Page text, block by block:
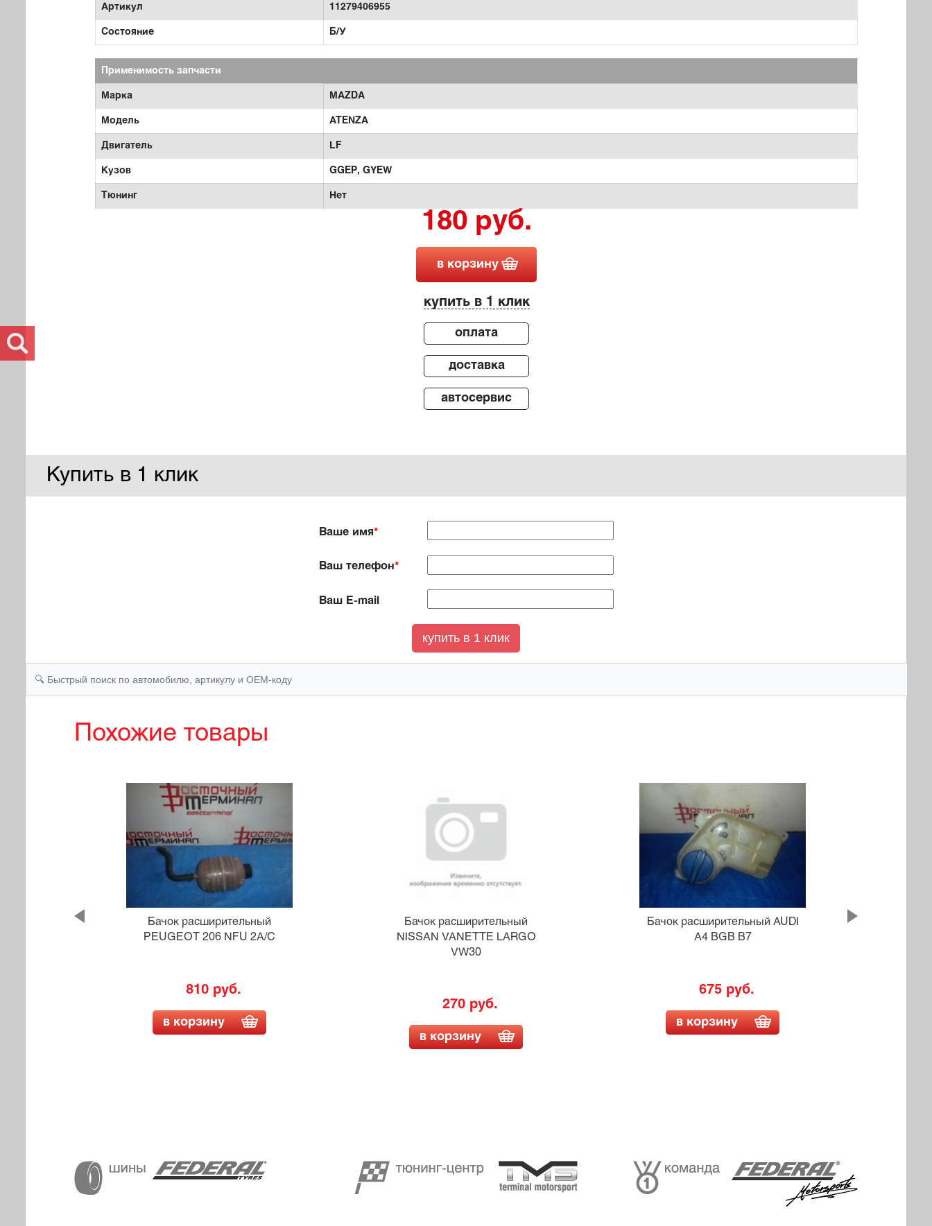
Артикул 11279406955
Состояние Б/У
Применимость запчасти
Марка MAZDA
Модель ATENZA
Двигатель LF
Кузов GGEP, GYEW
Тюнинг Нет
180 руб.
в корзину
купить в 1 клик
оплата
доставка
автосервис
Купить в 1 клик
Ваше имя*
Ваш телефон*
Ваш E-mail
Похожие товары
Бачок расширительный
PEUGEOT 206 NFU 2A/C
810 руб.
в корзину
Бачок расширительный
NISSAN VANETTE LARGO
VW30
270 руб.
в корзину
Бачок расширительный AUDI
A4 BGB B7
675 руб.
в корзину